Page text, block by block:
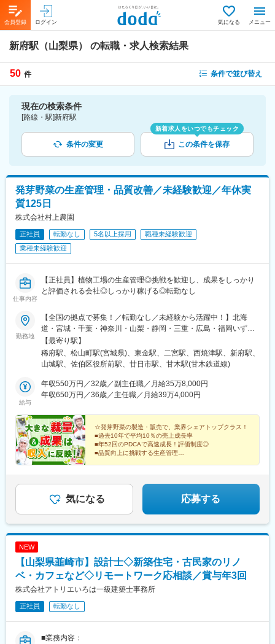
会員登録 ログイン 気になる メニュー
新府駅（山梨県） の転職・求人検索結果
50 件 条件で並び替え
現在の検索条件
[路線・駅]新府駅
条件の変更
新着求人をいつでもチェック
この条件を保存
発芽野菜の生産管理・品質改善／未経験歓迎／年休実
質125日
株式会社村上農園
正社員 転勤なし 5名以上採用
職種未経験歓迎
業種未経験歓迎
仕事内容
【正社員】植物工場の生産管理◎挑戦を歓迎し、成果をしっかり
と評価される会社◎しっかり稼げる◎転勤なし
勤務地
【全国の拠点で募集！／転勤なし／未経験から活躍中！】北海
道・宮城・千葉・神奈川・山梨・静岡・三重・広島・福岡いずれ
かの拠点へ希望を考慮して配属いたします。※マイカー通勤OK■北
海道伊達生産センター／北海道伊達市南稀府町239-1■宮城大郷生
産センター／宮城県黒川郡大郷町大松沢字新成田川10-1■千葉生産
田原市小竹1013-1■大井川生産センター／静岡県焼津市中新田
202■山梨北杜生産センター／山梨県北杜市明野町上手12250■ス
415■山梨KM生産センター／山梨県北杜市明野町上手12250■四日
市生産センター／三重県四日市市上海老町1648-66■広島生産セン
ター／広島県広島市佐伯区五日市中央6-1888-1■湯来生産センタ
ー／広島県広島市佐伯区湯来町白砂1712■福岡生産センター／福
岡県朝倉市隈江308※受動喫煙対策：各拠点とも屋内全面禁煙
【最寄り駅】
稀府駅、松山町駅(宮城県)、東金駅、二宮駅、西焼津駅、新府駅、
山城駅、佐伯区役所前駅、廿日市駅、甘木駅(甘木鉄道線)
給与
年収550万円／32歳／副主任職／月給35万8,000円
年収650万円／36歳／主任職／月給39万4,000円
☆発芽野菜の製造・販売で、業界シェアトップクラス！
■過去10年で平均10％の売上成長率
■年52回のPDCAで高速成長！評価制度◎
■品質向上に挑戦する生産管理
気になる 応募する
NEW
【山梨県韮崎市】設計士◇新築住宅・古民家のリノ
ベ・カフェなど◇リモートワーク応相談／賞与年3回
株式会社アトリエいろは一級建築士事務所
正社員 転勤なし
■業務内容：